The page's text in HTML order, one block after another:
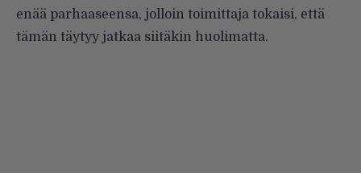
enää parhaaseensa, jolloin toimittaja tokaisi, että
tämän täytyy jatkaa siitäkin huolimatta.